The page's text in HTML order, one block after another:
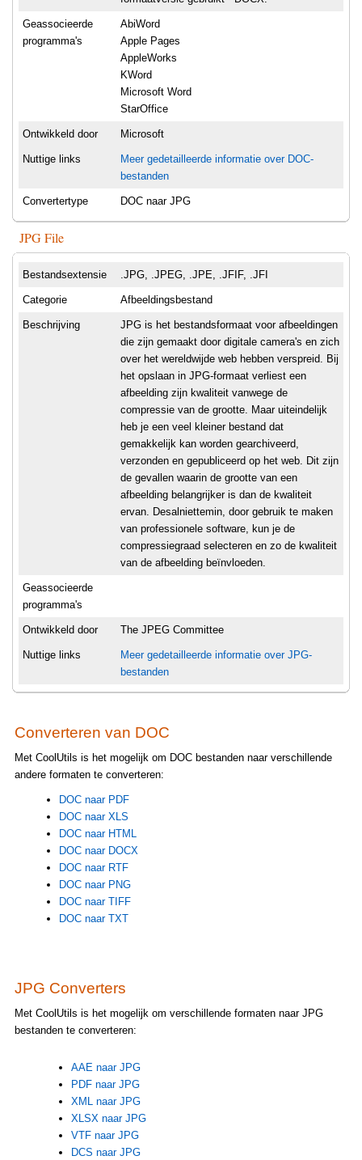
Geassocieerde
programma's
AbiWord
Apple Pages
AppleWorks
KWord
Microsoft Word
StarOffice
Ontwikkeld door Microsoft
Nuttige links
Meer gedetailleerde informatie over DOC-
bestanden
Convertertype DOC naar JPG
JPG File
Bestandsextensie .JPG, .JPEG, .JPE, .JFIF, .JFI
Categorie Afbeeldingsbestand
Beschrijving
JPG is het bestandsformaat voor afbeeldingen
die zijn gemaakt door digitale camera's en zich
over het wereldwijde web hebben verspreid. Bij
het opslaan in JPG-formaat verliest een
afbeelding zijn kwaliteit vanwege de
compressie van de grootte. Maar uiteindelijk
heb je een veel kleiner bestand dat
gemakkelijk kan worden gearchiveerd,
verzonden en gepubliceerd op het web. Dit zijn
de gevallen waarin de grootte van een
afbeelding belangrijker is dan de kwaliteit
ervan. Desalniettemin, door gebruik te maken
van professionele software, kun je de
compressiegraad selecteren en zo de kwaliteit
van de afbeelding beïnvloeden.
Geassocieerde
programma's
Ontwikkeld door The JPEG Committee
Nuttige links
Meer gedetailleerde informatie over JPG-
bestanden
Converteren van DOC
Met CoolUtils is het mogelijk om DOC bestanden naar verschillende
andere formaten te converteren:
DOC naar PDF
DOC naar XLS
DOC naar HTML
DOC naar DOCX
DOC naar RTF
DOC naar PNG
DOC naar TIFF
DOC naar TXT
JPG Converters
Met CoolUtils is het mogelijk om verschillende formaten naar JPG
bestanden te converteren:
AAE naar JPG
PDF naar JPG
XML naar JPG
XLSX naar JPG
VTF naar JPG
DCS naar JPG